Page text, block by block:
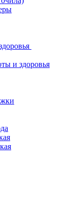
и здоровья